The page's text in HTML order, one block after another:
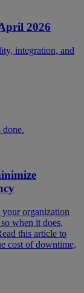
2026
integration, and
organization
when it does,
this article to
cost of downtime,